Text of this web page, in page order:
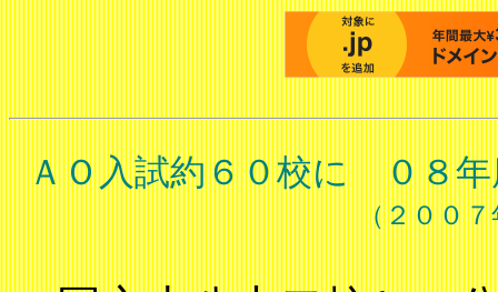
ＡＯ入試約６０校に ０８
（２００